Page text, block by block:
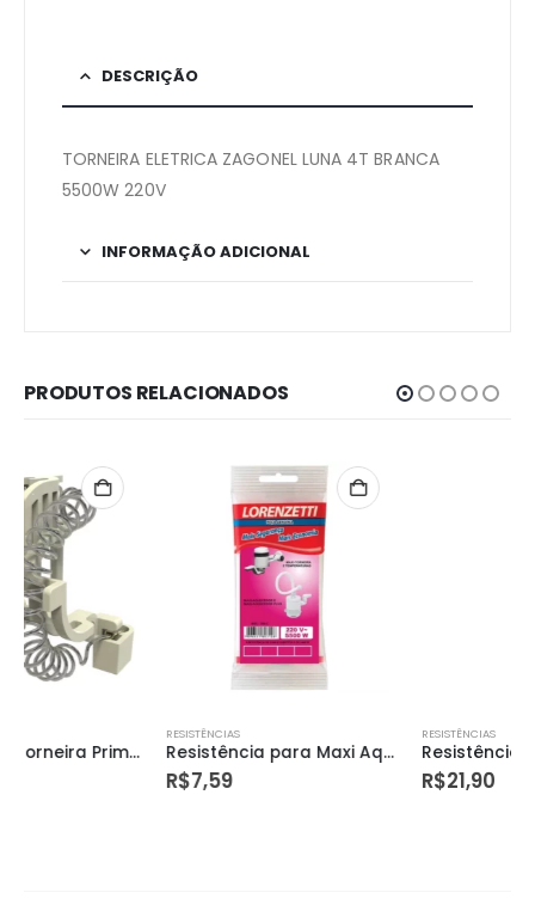
DESCRIÇÃO
TORNEIRA ELETRICA ZAGONEL LUNA 4T BRANCA
5500W 220V
INFORMAÇÃO ADICIONAL
PRODUTOS RELACIONADOS
Resistência para Maxi Aquecedor 5500w 220v Resistência para Chuveiro 055-h 220v 6800w